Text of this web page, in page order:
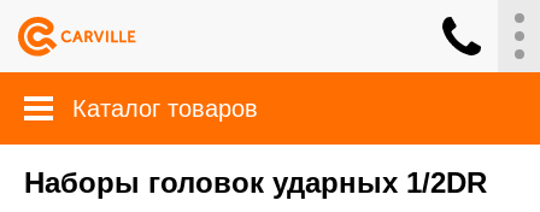
Каталог товаров
Наборы головок ударных 1/2DR